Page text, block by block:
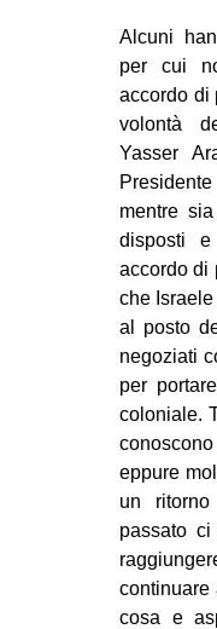
Alcuni
per cui
accordo di
volontà
Yasser
mentre
disposti
accordo di
che
al posto
negoziati
per
coloniale.
eppure
un
passato ci
continuare
cosa e